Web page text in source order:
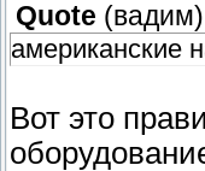
Quote (вадим)
американские
Вот это